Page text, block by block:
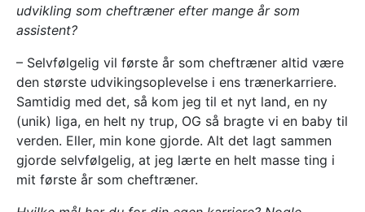
udvikling som cheftræner efter mange år som
assistent?
– Selvfølgelig vil første år som cheftræner altid være
den største udvikingsoplevelse i ens trænerkarriere.
Samtidig med det, så kom jeg til et nyt land, en ny
(unik) liga, en helt ny trup, OG så bragte vi en baby til
verden. Eller, min kone gjorde. Alt det lagt sammen
gjorde selvfølgelig, at jeg lærte en helt masse ting i
mit første år som cheftræner.